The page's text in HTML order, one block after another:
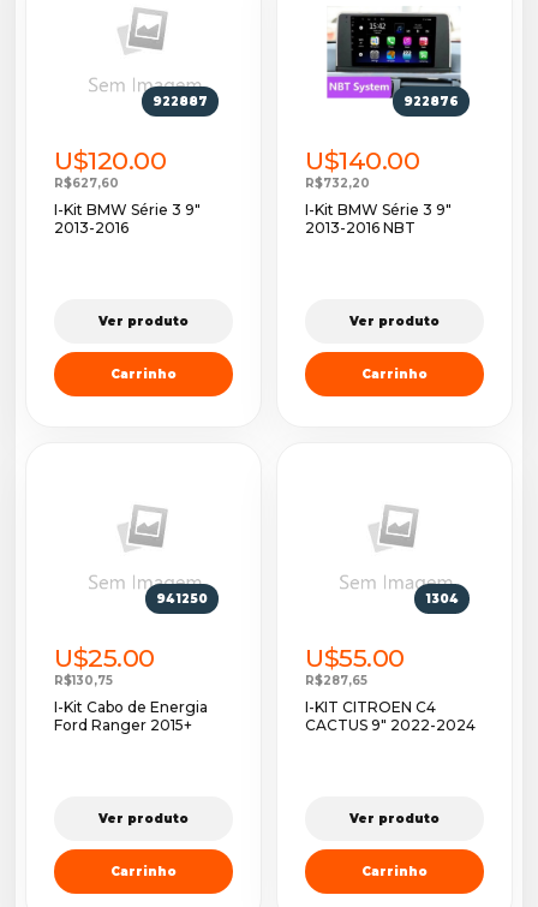
922887
U$120.00
R$627,60
I-Kit BMW Série 3 9"
2013-2016
Ver produto
Carrinho
922876
U$140.00
R$732,20
I-Kit BMW Série 3 9"
2013-2016 NBT
Ver produto
Carrinho
941250
U$25.00
R$130,75
I-Kit Cabo de Energia
Ford Ranger 2015+
Ver produto
Carrinho
1304
U$55.00
R$287,65
I-KIT CITROEN C4
CACTUS 9" 2022-2024
Ver produto
Carrinho